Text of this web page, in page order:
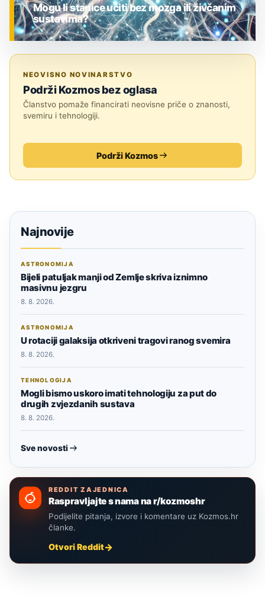
Mogu li stanice učiti bez mozga ili živčanim
sustavima?
NEOVISNO NOVINARSTVO
Podrži Kozmos bez oglasa
Članstvo pomaže financirati neovisne priče o znanosti,
svemiru i tehnologiji.
Podrži Kozmos
Najnovije
ASTRONOMIJA
Bijeli patuljak manji od Zemlje skriva iznimno
masivnu jezgru
8. 8. 2026.
ASTRONOMIJA
U rotaciji galaksija otkriveni tragovi ranog svemira
8. 8. 2026.
TEHNOLOGIJA
Mogli bismo uskoro imati tehnologiju za put do
drugih zvjezdanih sustava
8. 8. 2026.
Sve novosti
REDDIT ZAJEDNICA
Raspravljajte s nama na r/kozmoshr
Podijelite pitanja, izvore i komentare uz Kozmos.hr
članke.
Otvori Reddit